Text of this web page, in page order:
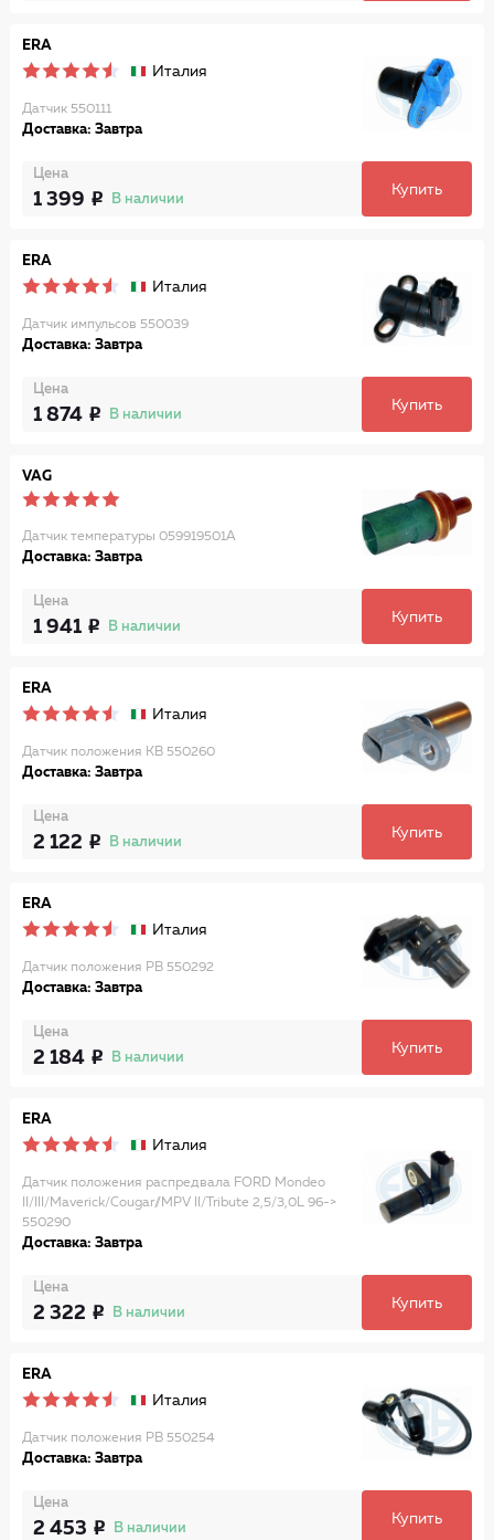
ERA
Италия
Датчик 550111
Доставка: Завтра
Цена
1 399 В наличии
Купить
ERA
Италия
Датчик импульсов 550039
Доставка: Завтра
Цена
1 874 В наличии
Купить
VAG
Датчик температуры 059919501A
Доставка: Завтра
Цена
1 941 В наличии
Купить
ERA
Италия
Датчик положения КВ 550260
Доставка: Завтра
Цена
2 122 В наличии
Купить
ERA
Италия
Датчик положения РВ 550292
Доставка: Завтра
Цена
2 184 В наличии
Купить
ERA
Италия
Датчик положения распредвала FORD Mondeo
II/III/Maverick/Cougar//MPV II/Tribute 2,5/3,0L 96->
550290
Доставка: Завтра
Цена
2 322 В наличии
Купить
ERA
Италия
Датчик положения РВ 550254
Доставка: Завтра
Цена
2 453 В наличии
Купить